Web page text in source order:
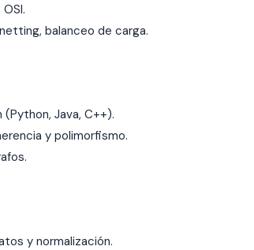
balanceo de carga.
Java, C++).
y polimorfismo.
y normalización.